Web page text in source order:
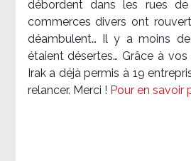
débordent dans les rues
commerces divers ont
déambulent… Il y a moins
étaient désertes… Grâce à
Irak a déjà permis à 19
relancer. Merci ! Pour en savoir